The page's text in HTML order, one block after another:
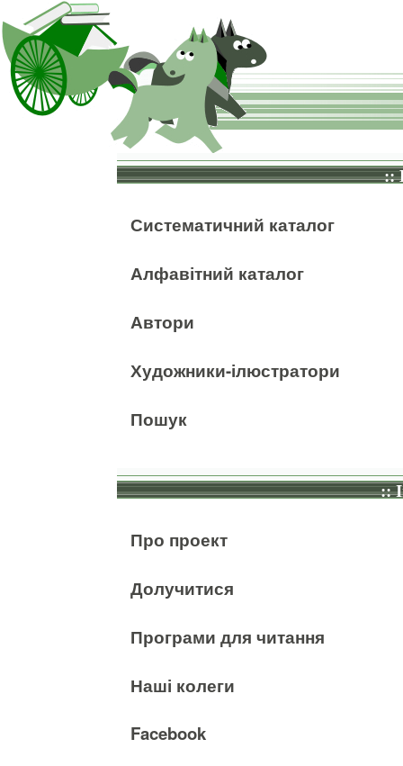
::
Систематичний каталог
Алфавітний каталог
Автори
Художники-ілюстратори
Пошук
::
Про проект
Долучитися
Програми для читання
Наші колеги
Facebook